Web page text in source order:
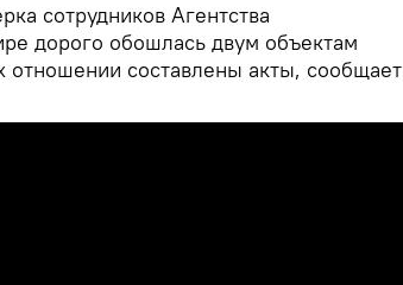
сотрудников Агентства
дорого обошлась двум объектам
отношении составлены акты, сообщает